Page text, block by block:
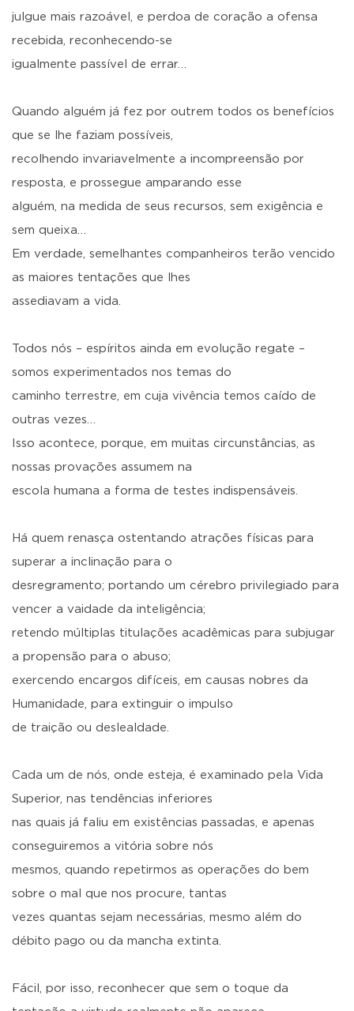
julgue mais razoável, e perdoa de coração a ofensa
recebida, reconhecendo-se
igualmente passível de errar…
Quando alguém já fez por outrem todos os benefícios
que se lhe faziam possíveis,
recolhendo invariavelmente a incompreensão por
resposta, e prossegue amparando esse
alguém, na medida de seus recursos, sem exigência e
sem queixa…
Em verdade, semelhantes companheiros terão vencido
as maiores tentações que lhes
assediavam a vida.
Todos nós – espíritos ainda em evolução regate –
somos experimentados nos temas do
caminho terrestre, em cuja vivência temos caído de
outras vezes…
Isso acontece, porque, em muitas circunstâncias, as
nossas provações assumem na
escola humana a forma de testes indispensáveis.
Há quem renasça ostentando atrações físicas para
superar a inclinação para o
desregramento; portando um cérebro privilegiado para
vencer a vaidade da inteligência;
retendo múltiplas titulações acadêmicas para subjugar
a propensão para o abuso;
exercendo encargos difíceis, em causas nobres da
Humanidade, para extinguir o impulso
de traição ou deslealdade.
Cada um de nós, onde esteja, é examinado pela Vida
Superior, nas tendências inferiores
nas quais já faliu em existências passadas, e apenas
conseguiremos a vitória sobre nós
mesmos, quando repetirmos as operações do bem
sobre o mal que nos procure, tantas
vezes quantas sejam necessárias, mesmo além do
débito pago ou da mancha extinta.
Fácil, por isso, reconhecer que sem o toque da